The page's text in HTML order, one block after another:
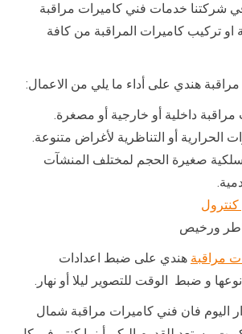
شركتنا خدمات فني كاميرات مراقبة
او تركيب كاميرات المراقبة من كافة
هندي على أداء ما يلي من الاعمال:
مراقبة داخلية أو خارجية أو مصغرة.
الحرارية أو التناظرية لأغراض متنوعة.
صغيرة الحجم لمختلف المنشآت
ورخيص
مراقبة هندي على ضبط اعدادات
و ضبط الوقت للتصوير ليلا أو نهار.
اليوم فان فني كاميرات مراقبة شمال